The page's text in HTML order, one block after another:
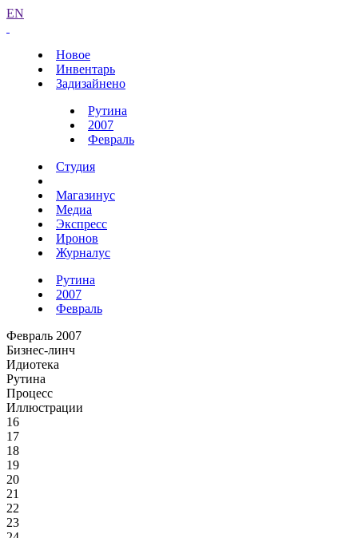
EN
Новое
Инвентарь
Задизайнено
Рутина
2007
Февраль
Студия
Магазинус
Медиа
Экспресс
Иронов
Журналус
Рутина
2007
Февраль
Февраль 2007
Бизнес-линч
Идиотека
Рутина
Процесс
Иллюстрации
16
17
18
19
20
21
22
23